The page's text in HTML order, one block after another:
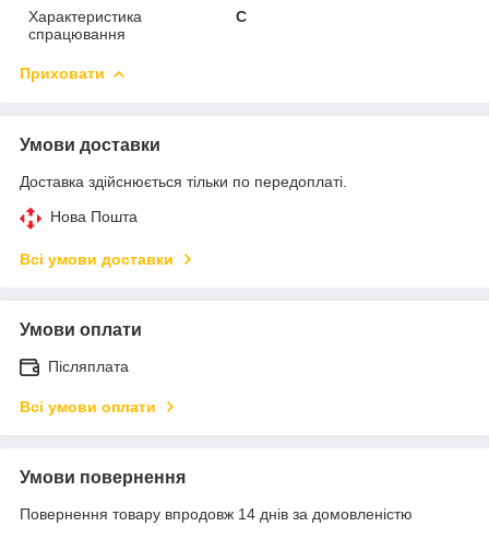
Характеристика
спрацювання
C
Приховати
Умови доставки
Доставка здійснюється тільки по передоплаті.
Нова Пошта
Всі умови доставки
Умови оплати
Післяплата
Всі умови оплати
Умови повернення
Повернення товару впродовж 14 днів за домовленістю